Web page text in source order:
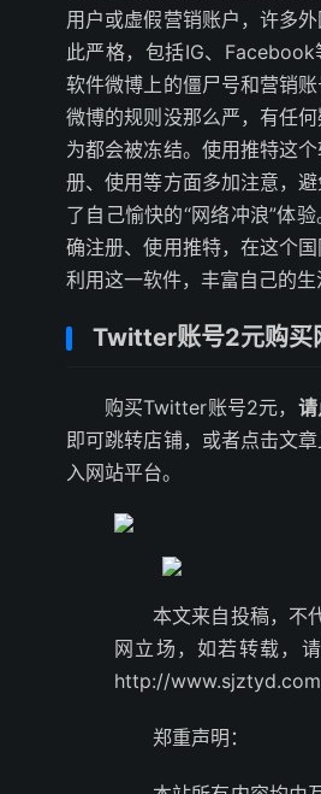
用户或虚假营销账户，许多
此严格，包括IG、
软件微博上的僵尸号和营销
微博的规则没那么严，有任
为都会被冻结。使用推特这
册、使用等方面多加注意，
了自己愉快的“网络冲浪”体
确注册、使用推特，在这个
利用这一软件，丰富自己的生
Twitter账号2元购买
购买Twitter账号2元，
即可跳转店铺，或者点击文
入网站平台。
本文来自投稿，不
网立场，如若转载，请
http://
郑重声明：